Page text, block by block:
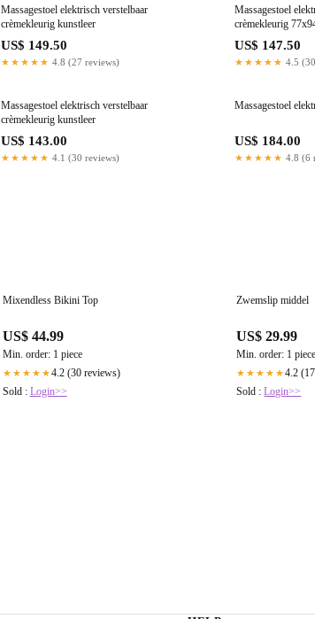
Massagestoel elektrisch verstelbaar
crèmekleurig kunstleer
US$ 149.50
★★★★★ 4.8 (27 reviews)
Massagestoel
crèmekleurig
US$ 147.50
★★★★★ 4.5
Massagestoel elektrisch verstelbaar
crèmekleurig kunstleer
US$ 143.00
★★★★★ 4.1 (30 reviews)
Massagestoel
US$ 184.00
★★★★★ 4.8 (6
Mixendless Bikini Top
US$ 44.99
Min. order: 1 piece
★★★★★4.2 (30 reviews)
Sold : Login>>
Zwemslip middel
US$ 29.99
Min. order: 1 piece
★★★★★4.2
Sold :Login>>